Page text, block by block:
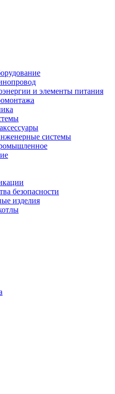
и элементы питания
системы
безопасности
изделия